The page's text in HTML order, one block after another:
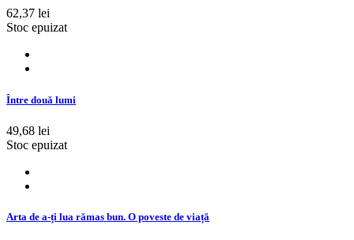
62,37 lei
Stoc epuizat
Între două lumi
49,68 lei
Stoc epuizat
Arta de a-ți lua rămas bun. O poveste de viață